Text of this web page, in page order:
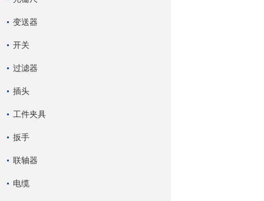
变送器
开关
过滤器
插头
工件夹具
扳手
联轴器
电缆